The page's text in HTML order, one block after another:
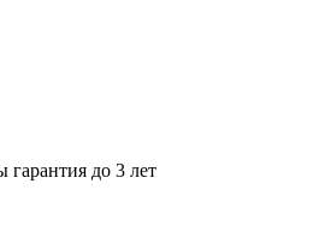
до 3 лет